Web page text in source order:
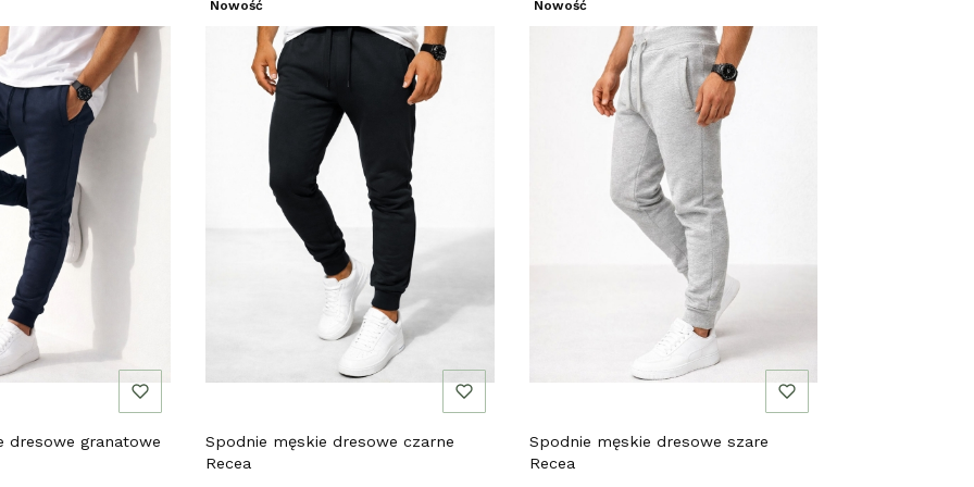
dresowe granatowe
Nowość
Spodnie męskie dresowe czarne
Recea
Nowość
Spodnie męskie dresowe szare
Recea